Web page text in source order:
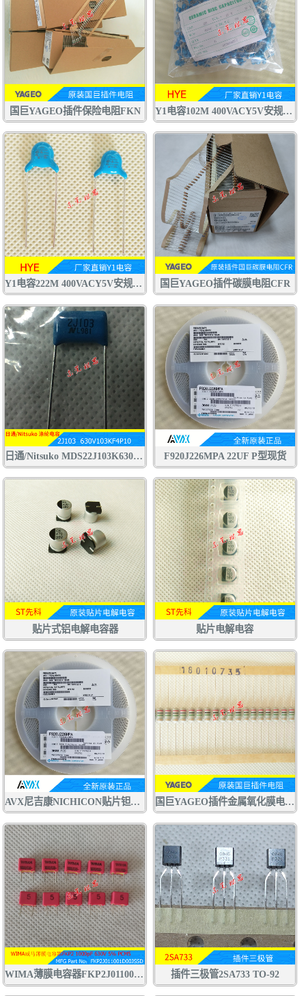
国巨YAGEO插件保险电阻FKN Y1电容102M 400VACY5V安规电容 交流陶瓷电容器
Y1电容222M 400VACY5V安规电容 交流陶瓷电容器 认证齐全 国巨YAGEO插件碳膜电阻CFR
日通/Nitsuko MDS22J103K630V CBB电容 聚丙烯 聚酯膜 涤纶 金属膜 电容 F920J226MPA 22UF P型现货
贴片式铝电解电容器 贴片电解电容
AVX尼吉康NICHICON贴片钽电容F920J226MPA 22UF6.3V P型0805 国巨YAGEO插件金属氧化膜电阻RSF
WIMA薄膜电容器FKP2J011001D00JSSD 1000pF 630V 5% 102J630V 插件三极管2SA733 TO-92